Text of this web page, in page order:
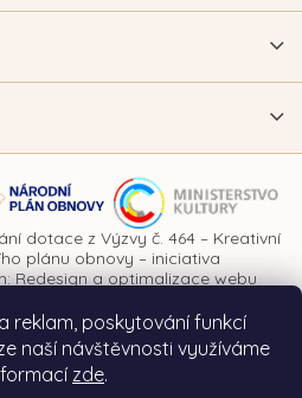
reklam, poskytování funkcí
naší návštěvnosti využíváme
zde.
dotace z Výzvy č. 464 – Kreativní
plánu obnovy – iniciativa
Redesign a optimalizace webu
Národního plánu
České republiky.